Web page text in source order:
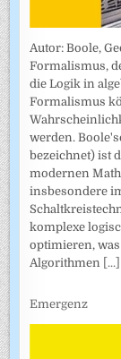
Autor: Boole,
Formalismus,
die Logik in
Formalismus
werden.
bezeichnet) ist
modernen
insbesondere
komplexe
optimieren,
Algorithmen [...]
Emergenz